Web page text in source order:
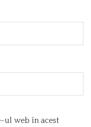
ul web în acest